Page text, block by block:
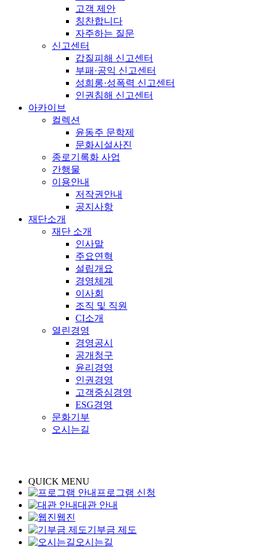
고객 제안
칭찬합니다
자주하는 질문
신고센터
갑질피해 신고센터
부패·공익 신고센터
성희롱·성폭력 신고센터
인권침해 신고센터
아카이브
컬렉션
윤동주 문학제
문화시설사진
종로기록화 사업
간행물
이용안내
저작권안내
공지사항
재단소개
재단 소개
인사말
주요연혁
설립개요
경영체계
이사회
조직 및 직원
CI소개
열린경영
경영공시
공개청구
윤리경영
인권경영
고객중심경영
ESG경영
문화기부
오시는길
QUICK MENU
프로그램 신청
대관 안내
웹진
기부금 제도
오시는길